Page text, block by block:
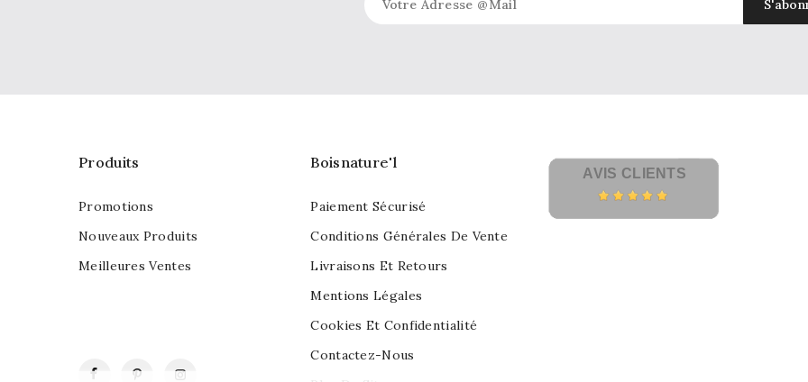
FacebookPinterest
Produits
Promotions
Nouveaux Produits
Meilleures Ventes
Boisnature'l
Paiement Sécurisé
Conditions Générales De Vente
Livraisons Et Retours
Mentions Légales
Cookies Et Confidentialité
Contactez-Nous
AVIS CLIENTS